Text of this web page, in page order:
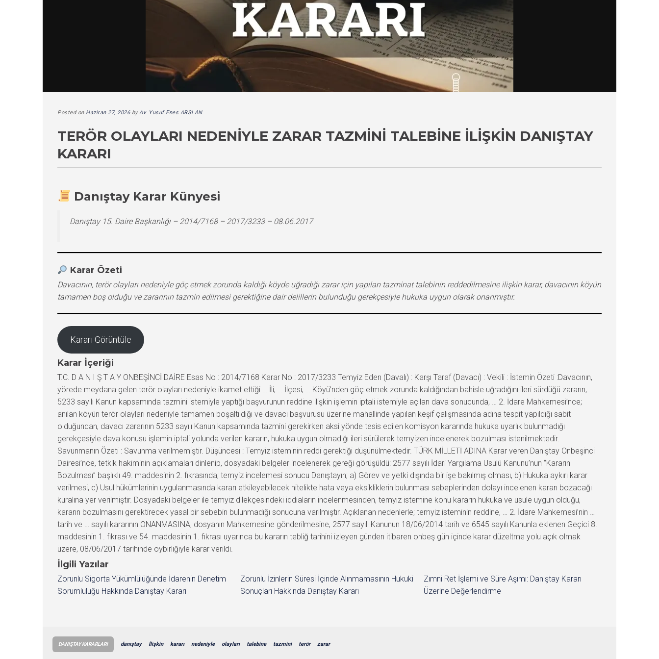
Posted on Haziran 27, 2026byAv. Yusuf Enes ARSLAN
TERÖR OLAYLARI NEDENIYLE ZARAR TAZMINI TALEBINE İLIŞKIN DANIŞTAY
KARARI
Danıştay Karar Künyesi
Danıştay 15. Daire Başkanlığı – 2014/7168 – 2017/3233 – 08.06.2017
Karar Özeti
Davacının, terör olayları nedeniyle göç etmek zorunda kaldığı köyde uğradığı zarar için yapılan tazminat talebinin reddedilmesine ilişkin karar, davacının köyün
tamamen boş olduğu ve zararının tazmin edilmesi gerektiğine dair delillerin bulunduğu gerekçesiyle hukuka uygun olarak onanmıştır.
Kararı Görüntüle
Karar İçeriği
T.C. D A N I Ş T A Y ONBEŞİNCİ DAİRE Esas No : 2014/7168 Karar No : 2017/3233 Temyiz Eden (Davalı) : Karşı Taraf (Davacı) : Vekili : İstemin Özeti :Davacının,
yörede meydana gelen terör olayları nedeniyle ikamet ettiği … İli, … İlçesi, … Köyü’nden göç etmek zorunda kaldığından bahisle uğradığını ileri sürdüğü zararın,
5233 sayılı Kanun kapsamında tazmini istemiyle yaptığı başvurunun reddine ilişkin işlemin iptali istemiyle açılan dava sonucunda, … 2. İdare Mahkemesi’nce;
anılan köyün terör olayları nedeniyle tamamen boşaltıldığı ve davacı başvurusu üzerine mahallinde yapılan keşif çalışmasında adına tespit yapıldığı sabit
olduğundan, davacı zararının 5233 sayılı Kanun kapsamında tazmini gerekirken aksi yönde tesis edilen komisyon kararında hukuka uyarlık bulunmadığı
gerekçesiyle dava konusu işlemin iptali yolunda verilen kararın, hukuka uygun olmadığı ileri sürülerek temyizen incelenerek bozulması istenilmektedir.
Savunmanın Özeti : Savunma verilmemiştir. Düşüncesi : Temyiz isteminin reddi gerektiği düşünülmektedir. TÜRK MİLLETİ ADINA Karar veren Danıştay Onbeşinci
Dairesi’nce, tetkik hakiminin açıklamaları dinlenip, dosyadaki belgeler incelenerek gereği görüşüldü: 2577 sayılı İdari Yargılama Usulü Kanunu’nun “Kararın
Bozulması” başlıklı 49. maddesinin 2. fıkrasında; temyiz incelemesi sonucu Danıştayın; a) Görev ve yetki dışında bir işe bakılmış olması, b) Hukuka aykırı karar
verilmesi, c) Usul hükümlerinin uygulanmasında kararı etkileyebilecek nitelikte hata veya eksikliklerin bulunması sebeplerinden dolayı incelenen kararı bozacağı
kuralına yer verilmiştir. Dosyadaki belgeler ile temyiz dilekçesindeki iddiaların incelenmesinden, temyiz istemine konu kararın hukuka ve usule uygun olduğu,
kararın bozulmasını gerektirecek yasal bir sebebin bulunmadığı sonucuna varılmıştır. Açıklanan nedenlerle; temyiz isteminin reddine, … 2. İdare Mahkemesi’nin …
tarih ve … sayılı kararının ONANMASINA, dosyanın Mahkemesine gönderilmesine, 2577 sayılı Kanunun 18/06/2014 tarih ve 6545 sayılı Kanunla eklenen Geçici 8.
maddesinin 1. fıkrası ve 54. maddesinin 1. fıkrası uyarınca bu kararın tebliğ tarihini izleyen günden itibaren onbeş gün içinde karar düzeltme yolu açık olmak
üzere, 08/06/2017 tarihinde oybirliğiyle karar verildi.
İlgili Yazılar
Zorunlu Sigorta Yükümlülüğünde İdarenin Denetim
Sorumluluğu Hakkında Danıştay Kararı
Zorunlu İzinlerin Süresi İçinde Alınmamasının Hukuki
Sonuçları Hakkında Danıştay Kararı
Zımni Ret İşlemi ve Süre Aşımı: Danıştay Kararı
Üzerine Değerlendirme
DANIŞTAY KARARLARI danıştay İlişkin kararı nedeniyle olayları talebine tazmini terör zarar